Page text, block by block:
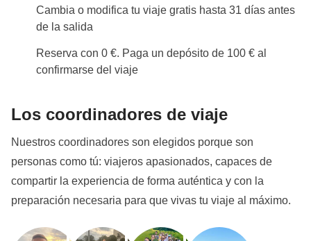
Cambia o modifica tu viaje gratis hasta 31 días antes
de la salida
Reserva con 0 €. Paga un depósito de 100 € al
confirmarse del viaje
Los coordinadores de viaje
Nuestros coordinadores son elegidos porque son
personas como tú: viajeros apasionados, capaces de
compartir la experiencia de forma auténtica y con la
preparación necesaria para que vivas tu viaje al máximo.